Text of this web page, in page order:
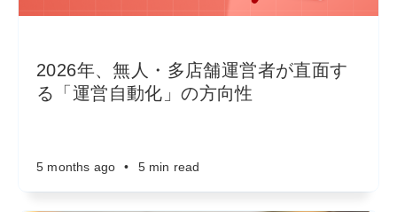
2026年、無人・多店舗運営者が直面す
る「運営自動化」の方向性
5 months ago • 5 min read